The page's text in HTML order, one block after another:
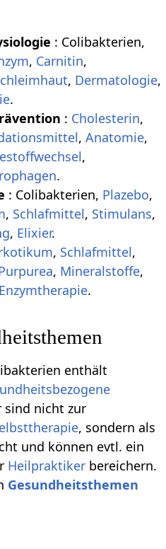
: Colibakterien,
, Carnitin,
, Dermatologie,
.
: Cholesterin,
, Anatomie,
,
.
: Colibakterien, Plazebo,
, Schlafmittel, Stimulans,
, Elixier.
, Schlafmittel,
, Mineralstoffe,
Enzymtherapie.
enthält
sind nicht zur
, sondern als
und können evtl. ein
Heilpraktiker bereichern.
Gesundheitsthemen